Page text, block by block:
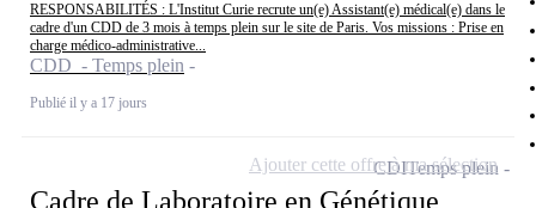
RESPONSABILITÉS : L'Institut Curie recrute un(e) Assistant(e) médical(e) dans le
cadre d'un CDD de 3 mois à temps plein sur le site de Paris. Vos missions : Prise en
charge médico-administrative...
CDD - Temps plein
Publié il y a 17 jours
Cadre de Laboratoire en Génétique
CDITemps plein
Ajouter cette offre à ma sélection